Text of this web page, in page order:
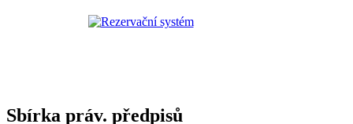
Sbírka práv. předpisů